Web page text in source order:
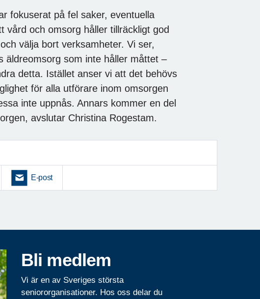
fokuserat på fel saker, eventuella
vård och omsorg håller tillräckligt god
välja bort verksamheter. Vi ser,
äldreomsorg som inte håller måttet –
detta. Istället anser vi att det behövs
för alla utförare inom omsorgen
inte uppnås. Annars kommer en del
avslutar Christina Rogestam.
E-post
Bli medlem
Vi är en av Sveriges största
seniororganisationer. Hos oss delar du